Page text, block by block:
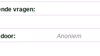
vragen:
Anoniem